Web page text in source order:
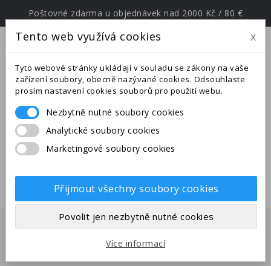
Poštovné zdarma u objednávek nad 2000 Kč / 80 €
menu
Upozornění: Ve dnech od
25.6.-27.7.2026 jsme na expedici v
jižní Evropě. Uskutečněné
objednávky budou odeslány po
28.7.2026.
ANTS EUROPE - VŠE PRO
MRAVENCE
Tento web využívá cookies x
Tyto webové stránky ukládají v souladu se zákony na vaše
zařízení soubory, obecně nazývané cookies. Odsouhlaste
prosím nastavení cookies souborů pro použití webu.
Nezbytně nutné soubory cookies
Analytické soubory cookies
Marketingové soubory cookies
Přijmout všechny soubory cookies
Povolit jen nezbytně nutné cookies
Více informací